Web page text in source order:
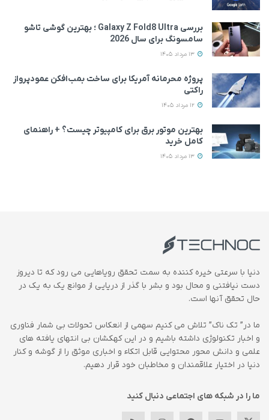
بررسی Galaxy Z Fold8 Ultra ؛ بهترین گوشی تاشو
سامسونگ برای سال 2026
پروژه محرمانه آمریکا برای ساخت بمب‌افکن عمودپرواز
راکتی
بهترین موتور برق برای کامپیوتر چیست؟ + راهنمای
کامل خرید
دنیا با سرعتی خیره کننده به سمت تحقق رویاهایی می رود که تا دیروز
دست نیافتنی و محال بود و بشر با گذر از دریایی از موانع یک به یک در
حال تحقق آنها است.
ما در” تک ناک” تلاش می کنیم سهمی از انعکاس تحولات بی شمار فناوری
و اخبار تکنولوژی داشته باشیم و در این کهکشان بی انتهای یافته های
علمی و دانش محور محتوایی قابل اتکاء و اخباری موثق را از گوشه و کنار
دنیا در اختیار علاقمندان و مخاطبان خود قرار دهیم.
ما را در شبکه های اجتماعی دنبال کنید